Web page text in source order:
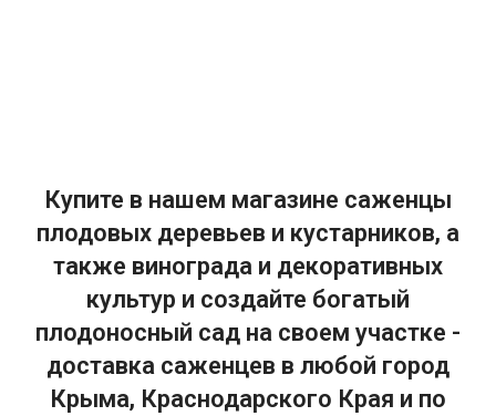
Купите в нашем магазине саженцы
плодовых деревьев и кустарников, а
также винограда и декоративных
культур и создайте богатый
плодоносный сад на своем участке -
доставка саженцев в любой город
Крыма, Краснодарского Края и по